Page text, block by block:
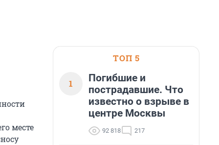
месте
ТОП 5
1
Погибшие и
пострадавшие. Что
известно о взрыве в
центре Москвы
92 818 217